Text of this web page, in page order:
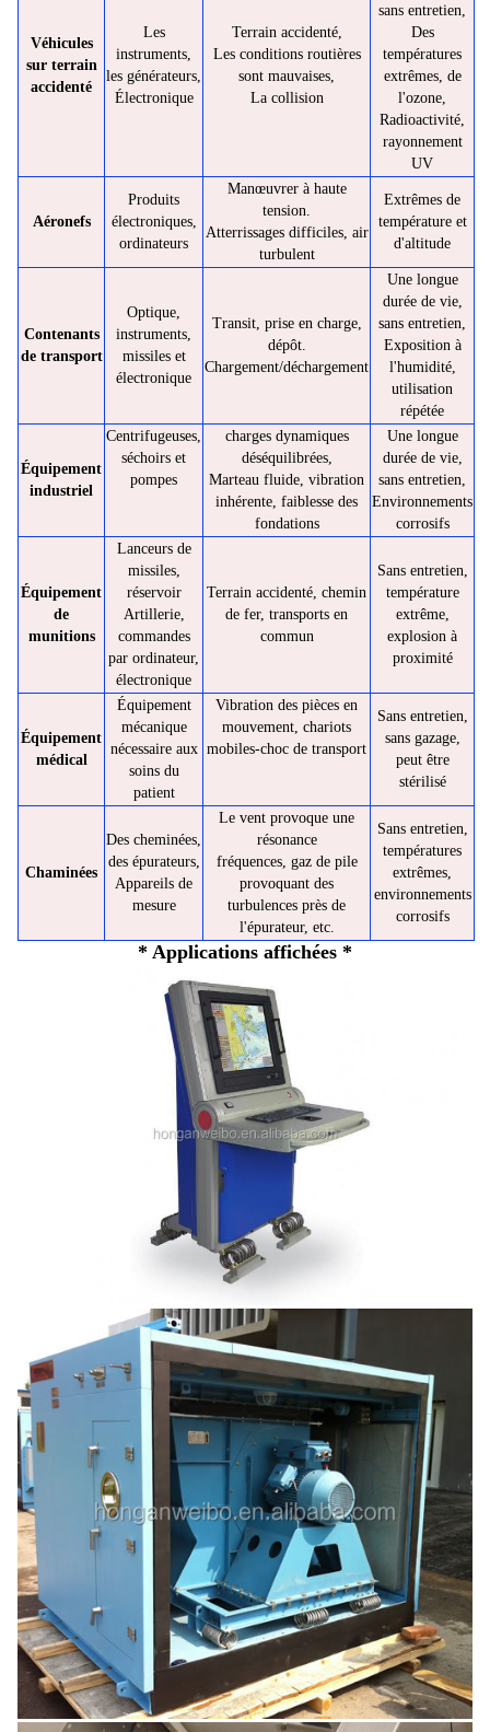
Véhicules
sur terrain
accidenté
Les
instruments,
les générateurs,
Électronique
Terrain accidenté,
Les conditions routières
sont mauvaises,
La collision
sans entretien,
Des
températures
extrêmes, de
l'ozone,
Radioactivité,
rayonnement
UV
Aéronefs
Produits
électroniques,
ordinateurs
Manœuvrer à haute
tension.
Atterrissages difficiles, air
turbulent
Extrêmes de
température et
d'altitude
Contenants
de transport
Optique,
instruments,
missiles et
électronique
Transit, prise en charge,
dépôt.
Chargement/déchargement
Une longue
durée de vie,
sans entretien,
Exposition à
l'humidité,
utilisation
répétée
Équipement
industriel
Centrifugeuses,
séchoirs et
pompes
charges dynamiques
déséquilibrées,
Marteau fluide, vibration
inhérente, faiblesse des
fondations
Une longue
durée de vie,
sans entretien,
Environnements
corrosifs
Équipement
de
munitions
Lanceurs de
missiles,
réservoir
Artillerie,
commandes
par ordinateur,
électronique
Terrain accidenté, chemin
de fer, transports en
commun
Sans entretien,
température
extrême,
explosion à
proximité
Équipement
médical
Équipement
mécanique
nécessaire aux
soins du
patient
Vibration des pièces en
mouvement, chariots
mobiles-choc de transport
Sans entretien,
sans gazage,
peut être
stérilisé
Chaminées
Des cheminées,
des épurateurs,
Appareils de
mesure
Le vent provoque une
résonance
fréquences, gaz de pile
provoquant des
turbulences près de
l'épurateur, etc.
Sans entretien,
températures
extrêmes,
environnements
corrosifs
* Applications affichées *